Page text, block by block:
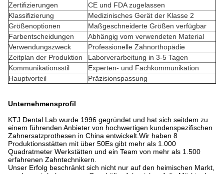
Zertifizierungen
CE und FDA zugelassen
Klassifizierung
Medizinisches Gerät der Klasse 2
Größenoptionen
Maßgeschneiderte Größen verfügbar
Farbentscheidungen
Abhängig vom verwendeten Material
Verwendungszweck
Professionelle Zahnorthopädie
Zeitplan der Produktion
Laborverarbeitung in 3-5 Tagen
Kommunikationsstil
Experten- und Fachkommunikation
Hauptvorteil
Präzisionspassung
Unternehmensprofil
KTJ Dental Lab wurde 1996 gegründet und hat sich seitdem zu
einem führenden Anbieter von hochwertigen kundenspezifischen
Zahnersatzprothesen in China entwickelt.Wir haben 8
Produktionsstätten mit über 50Es gibt mehr als 1.000
Quadratmeter Werkstätten und ein Team von mehr als 1.500
erfahrenen Zahntechnikern.
Unser Erfolg beschränkt sich nicht nur auf den heimischen Markt,